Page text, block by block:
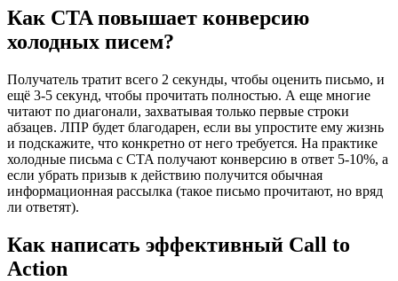
Как CTA повышает конверсию
холодных писем?
Получатель тратит всего 2 секунды, чтобы оценить письмо, и
ещё 3-5 секунд, чтобы прочитать полностью. А еще многие
читают по диагонали, захватывая только первые строки
абзацев. ЛПР будет благодарен, если вы упростите ему жизнь
и подскажите, что конкретно от него требуется. На практике
холодные письма с CTA получают конверсию в ответ 5-10%, а
если убрать призыв к действию получится обычная
информационная рассылка (такое письмо прочитают, но вряд
ли ответят).
Как написать эффективный Call to
Action